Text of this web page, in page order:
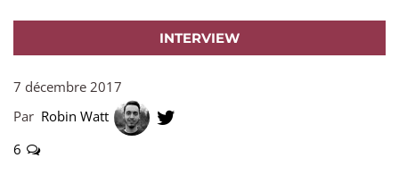
INTERVIEW
7 décembre 2017
Par Robin Watt
6